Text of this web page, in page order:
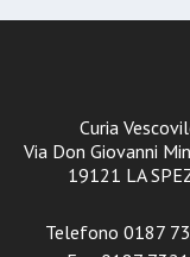
Curia
Via Don Giovanni
19121 LA
Telefono 0187